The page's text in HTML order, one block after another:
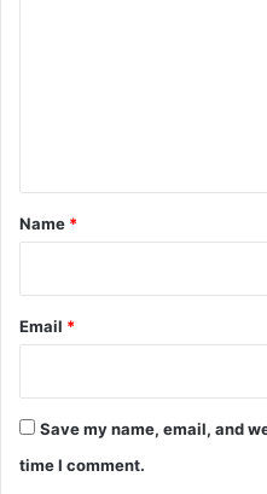
*
Name *
Email *
Save my name, email, and
time I comment.